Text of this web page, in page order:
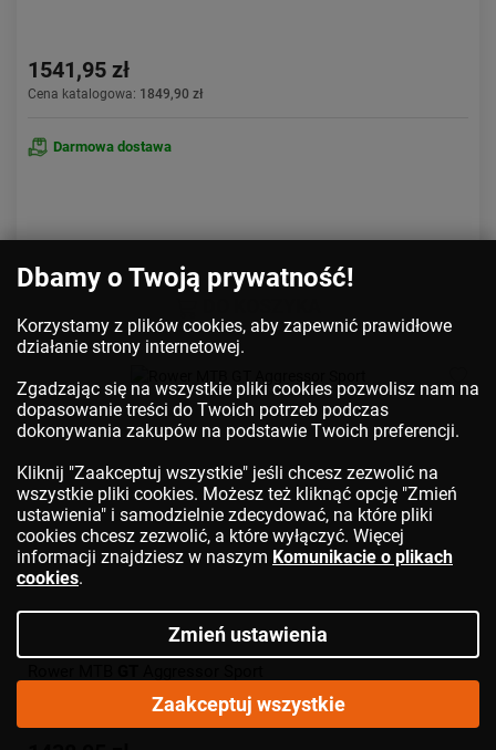
1541,95 zł
Cena katalogowa: 1849,90 zł
Darmowa dostawa
Dbamy o Twoją prywatność!
Korzystamy z plików cookies, aby zapewnić prawidłowe
działanie strony internetowej.
Zgadzając się na wszystkie pliki cookies pozwolisz nam na
dopasowanie treści do Twoich potrzeb podczas
dokonywania zakupów na podstawie Twoich preferencji.
Kliknij "Zaakceptuj wszystkie" jeśli chcesz zezwolić na
wszystkie pliki cookies. Możesz też kliknąć opcję "Zmień
ustawienia" i samodzielnie zdecydować, na które pliki
cookies chcesz zezwolić, a które wyłączyć. Więcej
informacji znajdziesz w naszym Komunikacie o plikach
cookies.
Zmień ustawienia
Zaakceptuj wszystkie